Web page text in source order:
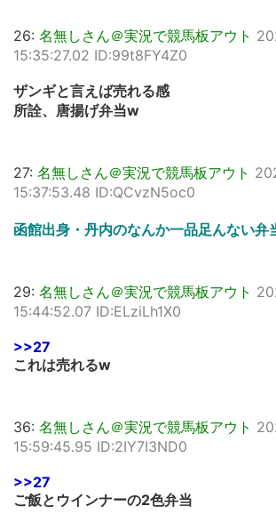
26: 名無しさん＠実況で競馬板アウト
15:35:27.02 ID:99t8FY4Z0
ザンギと言えば売れる感
所詮、唐揚げ弁当w
27: 名無しさん＠実況で競馬板アウト
15:37:53.48 ID:QCvzN5oc0
函館出身・丹内のなんか一品足んない弁
29: 名無しさん＠実況で競馬板アウト
15:44:52.07 ID:ELziLh1X0
>>27
これは売れるw
36: 名無しさん＠実況で競馬板アウト
15:59:45.95 ID:2IY7I3ND0
>>27
ご飯とウインナーの2色弁当